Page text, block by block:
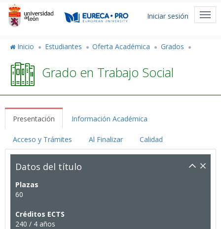
Pasar
contenido
Menú
cuenta
usuario
Iniciar sesión
Inicio Estudiantes Oferta Académica Grados
Grado en Trabajo Social
Presentación Información Académica
Acceso y Trámites Al Finalizar Calidad
Datos del título
Plazas
60
Créditos ECTS
240 / 4 años